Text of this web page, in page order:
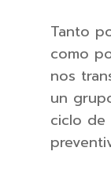
Tanto
como
nos
un
ciclo de